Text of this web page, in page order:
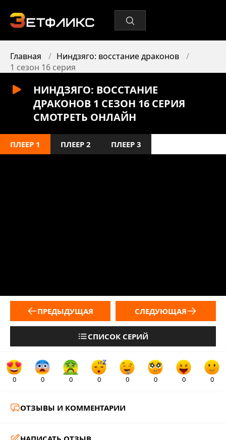
Главная
Ниндзяго: восстание драконов
1 сезон 16 серия
НИНДЗЯГО: ВОССТАНИЕ
ДРАКОНОВ 1 СЕЗОН 16 СЕРИЯ
СМОТРЕТЬ ОНЛАЙН
ПЛЕЕР 1 ПЛЕЕР 2 ПЛЕЕР 3
ПРЕДЫДУЩАЯ
СПИСОК СЕРИЙ
СЛЕДУЮЩАЯ
0 0 0 0 0 0 0 0
ОТЗЫВЫ И КОММЕНТАРИИ